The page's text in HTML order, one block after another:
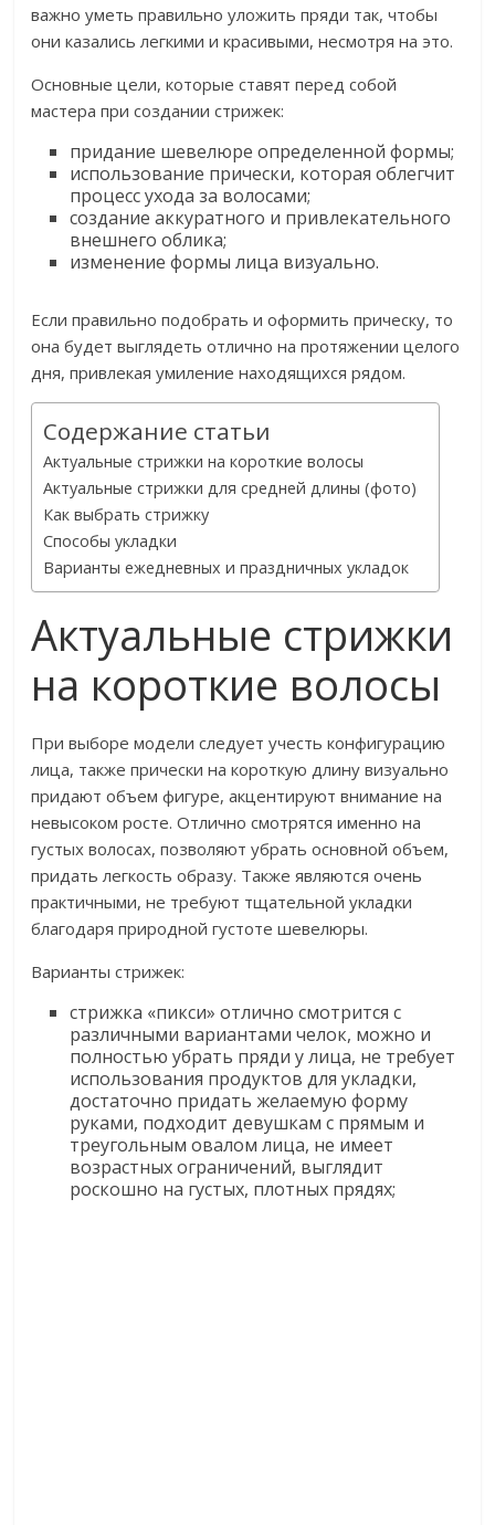
важно уметь правильно уложить пряди так, чтобы
они казались легкими и красивыми, несмотря на это.
Основные цели, которые ставят перед собой
мастера при создании стрижек:
придание шевелюре определенной формы;
использование прически, которая облегчит
процесс ухода за волосами;
создание аккуратного и привлекательного
внешнего облика;
изменение формы лица визуально.
Если правильно подобрать и оформить прическу, то
она будет выглядеть отлично на протяжении целого
дня, привлекая умиление находящихся рядом.
Содержание статьи
Актуальные стрижки на короткие волосы
Актуальные стрижки для средней длины (фото)
Как выбрать стрижку
Способы укладки
Варианты ежедневных и праздничных укладок
Актуальные стрижки
на короткие волосы
При выборе модели следует учесть конфигурацию
лица, также прически на короткую длину визуально
придают объем фигуре, акцентируют внимание на
невысоком росте. Отлично смотрятся именно на
густых волосах, позволяют убрать основной объем,
придать легкость образу. Также являются очень
практичными, не требуют тщательной укладки
благодаря природной густоте шевелюры.
Варианты стрижек:
стрижка «пикси» отлично смотрится с
различными вариантами челок, можно и
полностью убрать пряди у лица, не требует
использования продуктов для укладки,
достаточно придать желаемую форму
руками, подходит девушкам с прямым и
треугольным овалом лица, не имеет
возрастных ограничений, выглядит
роскошно на густых, плотных прядях;